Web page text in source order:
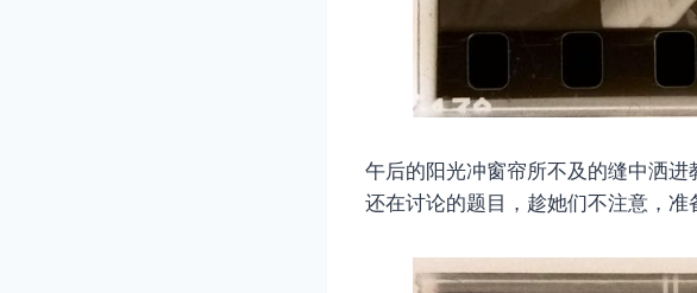
午后的阳光冲窗帘所不及的缝中洒
还在讨论的题目，趁她们不注意，准